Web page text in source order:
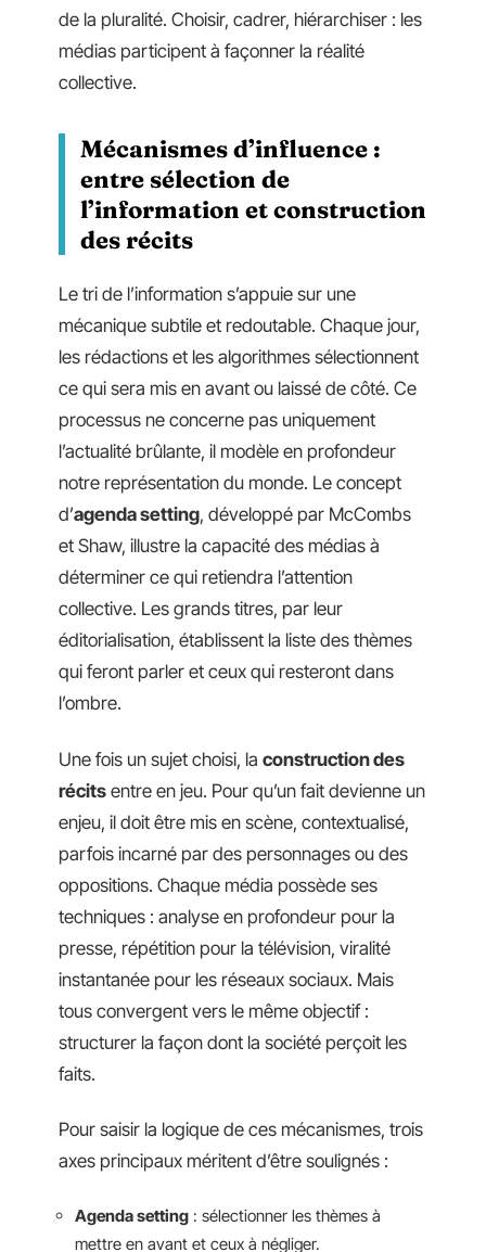
de la pluralité. Choisir, cadrer, hiérarchiser : les
médias participent à façonner la réalité
collective.
Mécanismes d’influence :
entre sélection de
l’information et construction
des récits
Le tri de l’information s’appuie sur une
mécanique subtile et redoutable. Chaque jour,
les rédactions et les algorithmes sélectionnent
ce qui sera mis en avant ou laissé de côté. Ce
processus ne concerne pas uniquement
l’actualité brûlante, il modèle en profondeur
notre représentation du monde. Le concept
d’agenda setting, développé par McCombs
et Shaw, illustre la capacité des médias à
déterminer ce qui retiendra l’attention
collective. Les grands titres, par leur
éditorialisation, établissent la liste des thèmes
qui feront parler et ceux qui resteront dans
l’ombre.
Une fois un sujet choisi, la construction des
récits entre en jeu. Pour qu’un fait devienne un
enjeu, il doit être mis en scène, contextualisé,
parfois incarné par des personnages ou des
oppositions. Chaque média possède ses
techniques : analyse en profondeur pour la
presse, répétition pour la télévision, viralité
instantanée pour les réseaux sociaux. Mais
tous convergent vers le même objectif :
structurer la façon dont la société perçoit les
faits.
Pour saisir la logique de ces mécanismes, trois
axes principaux méritent d’être soulignés :
Agenda setting : sélectionner les thèmes à
mettre en avant et ceux à négliger.